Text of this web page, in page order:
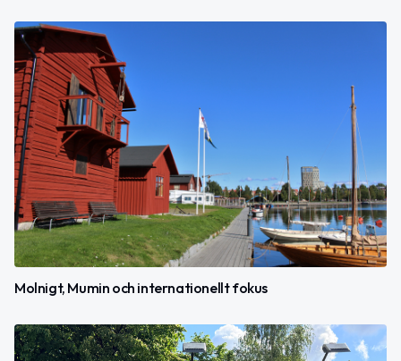
Molnigt, Mumin och internationellt fokus